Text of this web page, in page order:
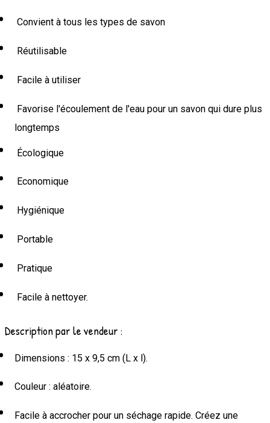
Convient à tous les types de savon
Réutilisable
Facile à utiliser
Favorise l'écoulement de l'eau pour un savon qui dure plus
longtemps
Écologique
Economique
Hygiénique
Portable
Pratique
Facile à nettoyer.
Description par le vendeur :
Dimensions : 15 x 9,5 cm (L x l).
Couleur : aléatoire.
Facile à accrocher pour un séchage rapide. Créez une